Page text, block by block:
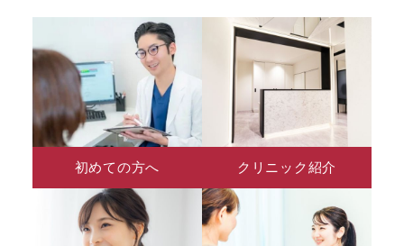
初めての方へ クリニック紹介